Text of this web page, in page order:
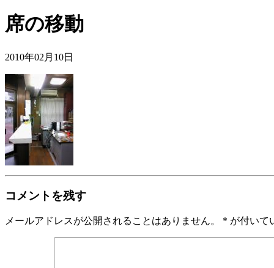
席の移動
2010年02月10日
コメントを残す
メールアドレスが公開されることはありません。 * が付いて